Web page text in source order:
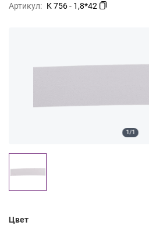
Артикул: K 756 - 1,8*42
1/1
Цвет